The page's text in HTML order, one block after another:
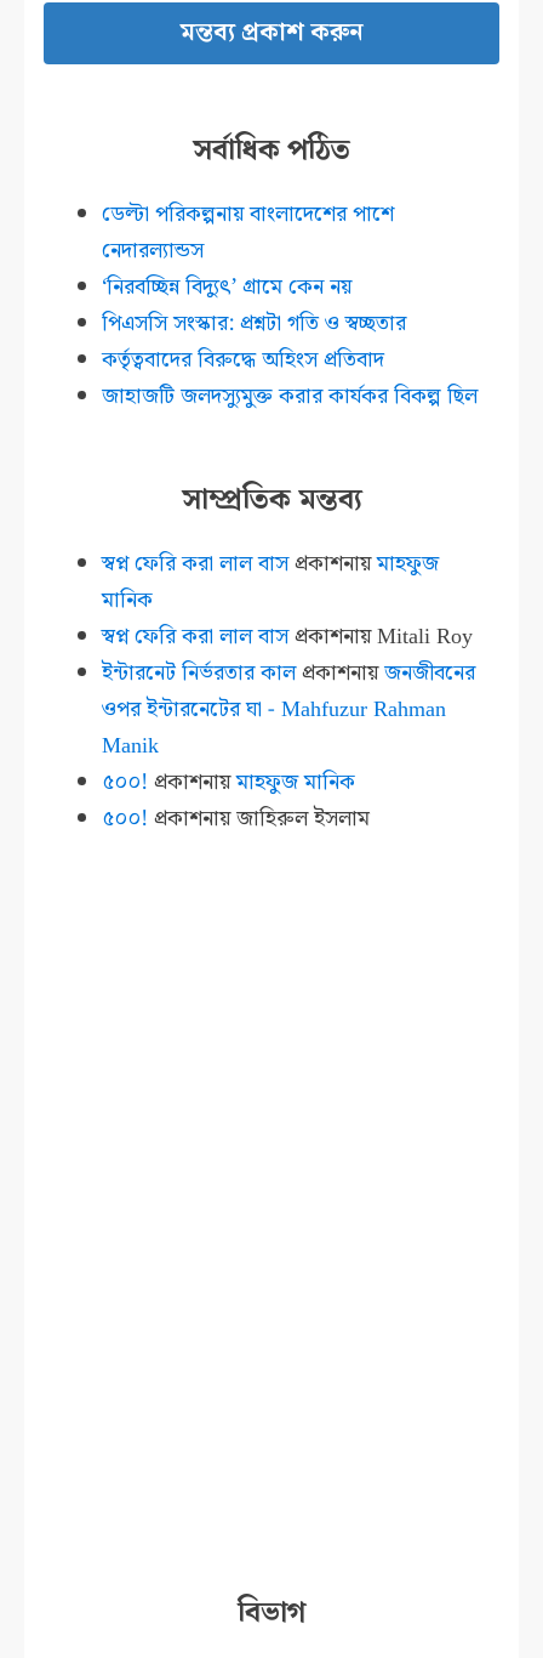
সর্বাধিক পঠিত
ডেল্টা পরিকল্পনায় বাংলাদেশের পাশে
নেদারল্যান্ডস
‘নিরবচ্ছিন্ন বিদ্যুৎ’ গ্রামে কেন নয়
পিএসসি সংস্কার: প্রশ্নটা গতি ও স্বচ্ছতার
কর্তৃত্ববাদের বিরুদ্ধে অহিংস প্রতিবাদ
জাহাজটি জলদস্যুমুক্ত করার কার্যকর বিকল্প ছিল
সাম্প্রতিক মন্তব্য
স্বপ্ন ফেরি করা লাল বাসপ্রকাশনায়মাহফুজ
মানিক
স্বপ্ন ফেরি করা লাল বাসপ্রকাশনায়Mitali Roy
ইন্টারনেট নির্ভরতার কালপ্রকাশনায়জনজীবনের
ওপর ইন্টারনেটের ঘা - Mahfuzur Rahman
Manik
৫০০! প্রকাশনায়মাহফুজ মানিক
৫০০! প্রকাশনায়জাহিরুল ইসলাম
বিভাগ